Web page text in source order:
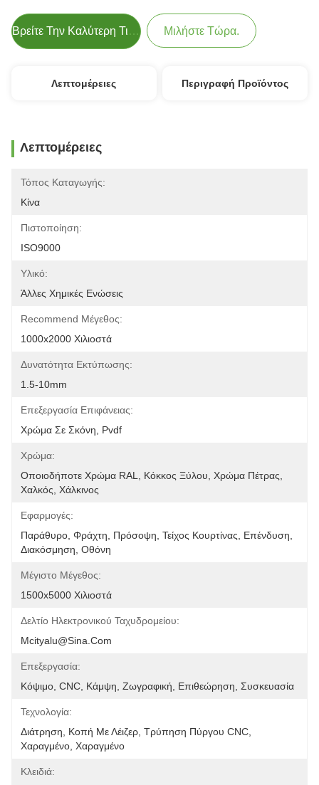
Βρείτε Την Καλύτερη Τιμή Μιλήστε Τώρα.
Λεπτομέρειες Περιγραφή Προϊόντος
Λεπτομέρειες
Τόπος Καταγωγής:
Κίνα
Πιστοποίηση:
ISO9000
Υλικό:
Άλλες Χημικές Ενώσεις
Recommend Μέγεθος:
1000x2000 Χιλιοστά
Δυνατότητα Εκτύπωσης:
1.5-10mm
Επεξεργασία Επιφάνειας:
Χρώμα Σε Σκόνη, Pvdf
Χρώμα:
Οποιοδήποτε Χρώμα RAL, Κόκκος Ξύλου, Χρώμα Πέτρας,
Χαλκός, Χάλκινος
Εφαρμογές:
Παράθυρο, Φράχτη, Πρόσοψη, Τείχος Κουρτίνας, Επένδυση,
Διακόσμηση, Οθόνη
Μέγιστο Μέγεθος:
1500x5000 Χιλιοστά
Δελτίο Ηλεκτρονικού Ταχυδρομείου:
Mcityalu@sina.com
Επεξεργασία:
Κόψιμο, CNC, Κάμψη, Ζωγραφική, Επιθεώρηση, Συσκευασία
Τεχνολογία:
Διάτρηση, Κοπή Με Λέιζερ, Τρύπηση Πύργου CNC,
Χαραγμένο, Χαραγμένο
Κλειδιά: